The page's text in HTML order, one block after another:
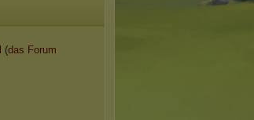
(das Forum